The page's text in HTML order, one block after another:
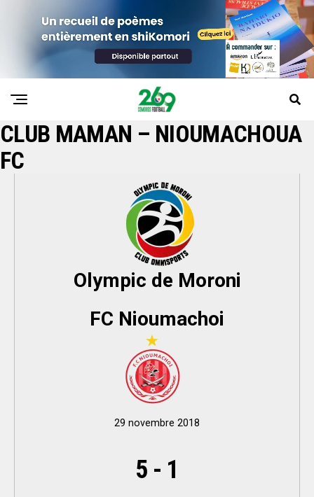
CLUB MAMAN – NIOUMACHOUA
FC
Olympic de Moroni
FC Nioumachoi
29 novembre 2018
5 - 1